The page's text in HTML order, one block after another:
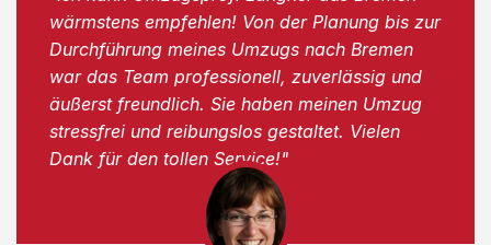
wärmstens empfehlen! Von der Planung bis zur
Durchführung meines Umzugs nach Bremen
war das Team professionell, zuverlässig und
äußerst freundlich. Sie haben meinen Umzug
stressfrei und reibungslos gestaltet. Vielen
Dank für den tollen Service!"